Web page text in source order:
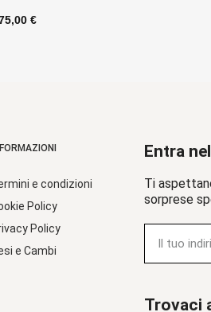
75,00 €
e condizioni
Policy
Policy
e Cambi
Entra
Ti
sorprese
Trovaci